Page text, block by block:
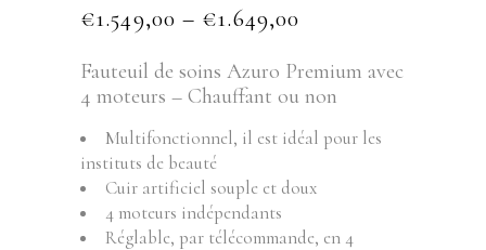
€1.549,00 – €1.649,00
€1.549,00
THROUGH
€1.649,00
Fauteuil de soins Azuro Premium avec
4 moteurs – Chauffant ou non
Multifonctionnel, il est idéal pour les
instituts de beauté
Cuir artificiel souple et doux
4 moteurs indépendants
Réglable, par télécommande, en 4